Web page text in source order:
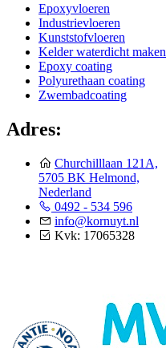
Epoxyvloeren
Industrievloeren
Kunststofvloeren
Kelder waterdicht maken
Epoxy coating
Polyurethaan coating
Zwembadcoating
Adres:
Churchilllaan 121A,
5705 BK Helmond,
Nederland
0492 - 534 596
info@kornuyt.nl
Kvk: 17065328